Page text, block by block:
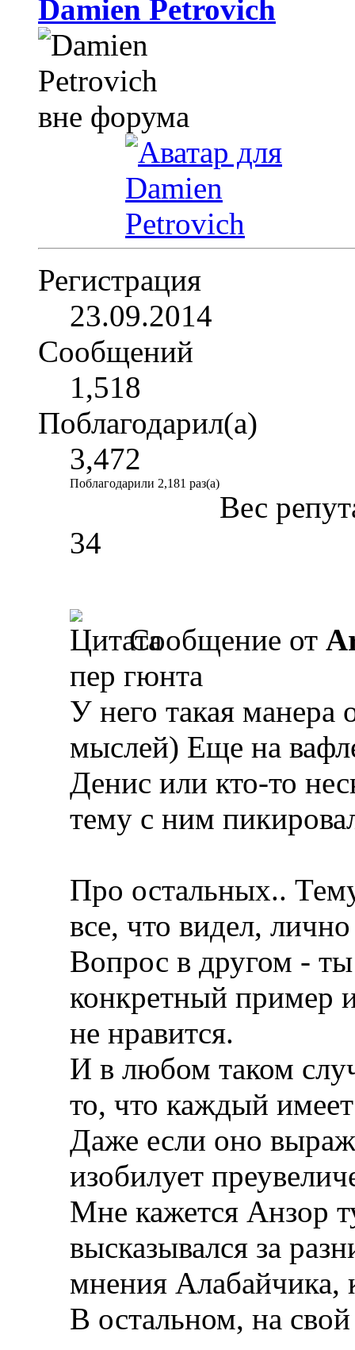
Damien Petrovich
Регистрация
23.09.2014
Сообщений
1,518
Поблагодарил(а)
3,472
Поблагодарили 2,181 раз(а)
Вес
34
Сообщение от
пер гюнта
У него такая
мыслей) Еще на
Денис или кто-то
тему с ним
Про остальных..
все, что видел,
Вопрос в другом -
конкретный пример
не нравится.
И в любом таком
то, что каждый
Даже если оно
изобилует
Мне кажется Анзор
высказывался за
мнения Алабайчика,
В остальном, на